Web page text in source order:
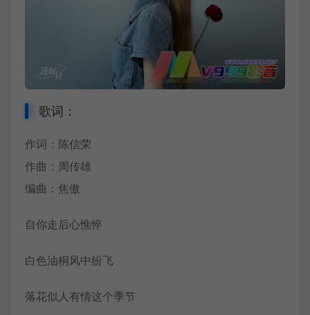
歌词：
作词：陈信荣
作曲：周传雄
编曲：焦傲
自你走后心憔悴
白色油桐风中纷飞
落花似人有情这个季节